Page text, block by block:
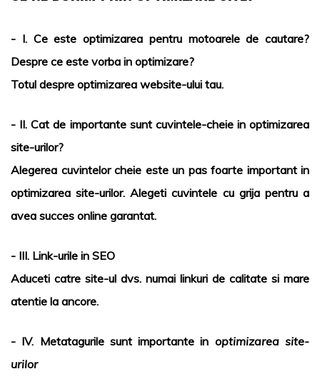
- I. Ce este optimizarea pentru motoarele de cautare?
Despre ce este vorba in optimizare?
Totul despre optimizarea website-ului tau.
- II. Cat de importante sunt cuvintele-cheie in optimizarea
site-urilor?
Alegerea cuvintelor cheie este un pas foarte important in
optimizarea site-urilor. Alegeti cuvintele cu grija pentru a
avea succes online garantat.
- III. Link-urile in SEO
Aduceti catre site-ul dvs. numai linkuri de calitate si mare
atentie la ancore.
- IV. Metatagurile sunt importante in optimizarea site-
urilor